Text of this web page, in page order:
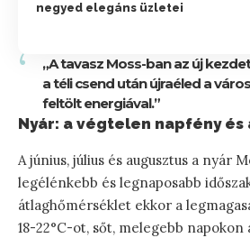
negyed elegáns üzletei
„A tavasz Moss-ban az új
a téli csend után újraéled a
feltölt energiával.”
Nyár: a végtelen napfény
A június, július és augusztus a nyár
legélénkebb és legnaposabb
átlaghőmérséklet ekkor a
18-22°C-ot, sőt, melegebb napokon